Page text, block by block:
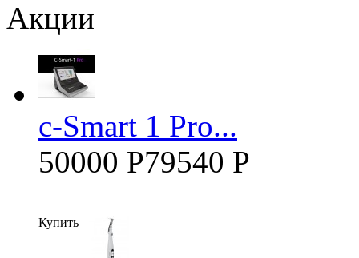
Акции
c-Smart 1 Pro...
50000 Р79540 Р
Купить